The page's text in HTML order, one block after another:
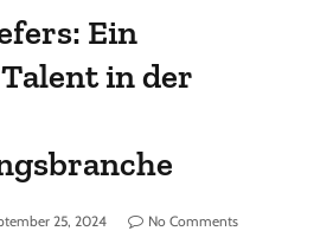
Ein
in der
25, 2024
No Comments